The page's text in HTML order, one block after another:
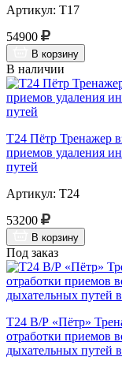
Артикул: Т17
54900
В корзину
В наличии
Т24 Пётр Тренажер
приемов удаления
путей
Артикул: Т24
53200
В корзину
Под заказ
Т24 В/Р «Пётр»
отработки приемов
дыхательных путей